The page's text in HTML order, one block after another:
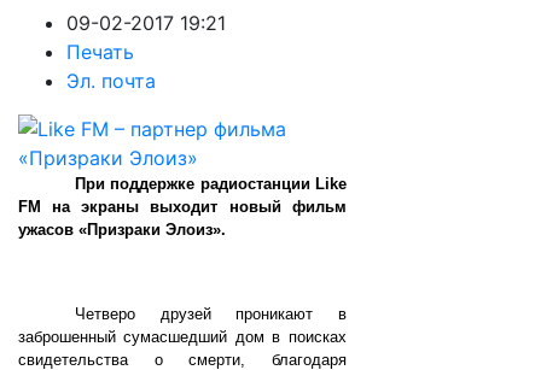
09-02-2017 19:21
Печать
Эл. почта
При поддержке радиостанции Like
FM на экраны выходит новый фильм
ужасов «Призраки Элоиз».
Четверо друзей проникают в
заброшенный сумасшедший дом в поисках
свидетельства о смерти, благодаря